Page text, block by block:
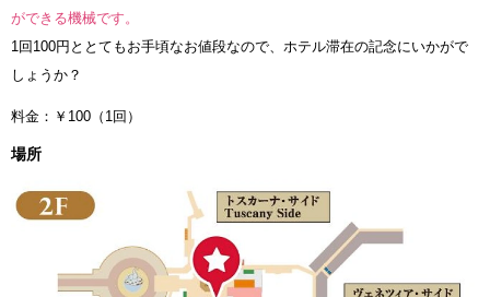
ができる機械です。
1回100円ととてもお手頃なお値段なので、ホテル滞在の記念にいかがで
しょうか？
料金：￥100（1回）
場所